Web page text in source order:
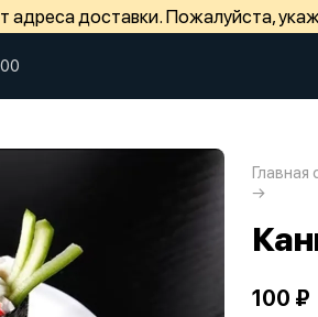
адреса доставки. Пожалуйста,
Главная
100 ₽